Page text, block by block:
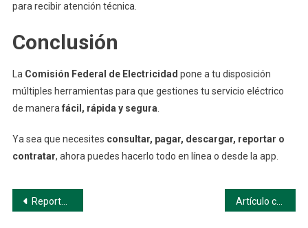
para recibir atención técnica.
Conclusión
La Comisión Federal de Electricidad pone a tu disposición
múltiples herramientas para que gestiones tu servicio eléctrico
de manera fácil, rápida y segura
Ya sea que necesites consultar, pagar, descargar, reportar o
contratar, ahora puedes hacerlo todo en línea o desde la app.
Navegación
Reportar fallas de servicio — Paso a paso